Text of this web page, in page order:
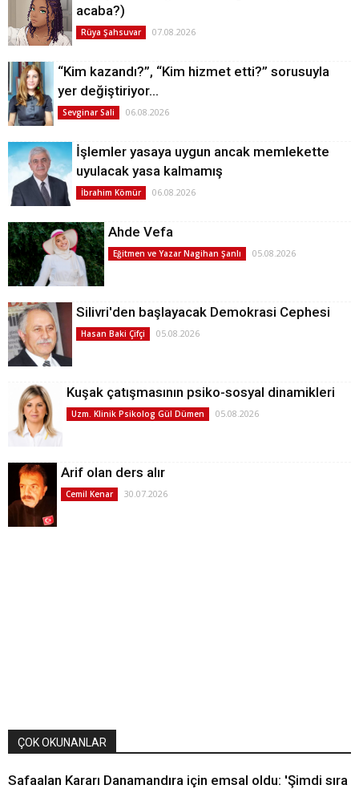
acaba?)
Rüya Şahsuvar 07.08.2026
“Kim kazandı?”, “Kim hizmet etti?” sorusuyla
yer değiştiriyor…
Sevginar Sali 06.08.2026
İşlemler yasaya uygun ancak memlekette
uyulacak yasa kalmamış
İbrahim Kömür 06.08.2026
Ahde Vefa
Eğitmen ve Yazar Nagihan Şanlı 05.08.2026
Silivri'den başlayacak Demokrasi Cephesi
Hasan Baki Çifçi 05.08.2026
Kuşak çatışmasının psiko-sosyal dinamikleri
Uzm. Klinik Psikolog Gül Dümen 05.08.2026
Arif olan ders alır
Cemil Kenar 30.07.2026
ÇOK OKUNANLAR
Safaalan Kararı Danamandıra için emsal oldu: 'Şimdi sıra